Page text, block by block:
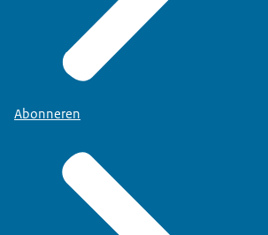
Abonneren